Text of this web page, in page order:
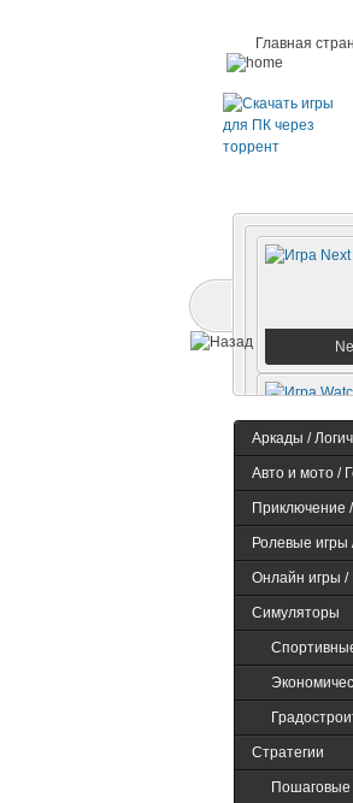
Главная
Аркады /
Авто и мото /
Приключение
Ролевые игры
Онлайн игры /
Симуляторы
Стратегии
Пошаговые